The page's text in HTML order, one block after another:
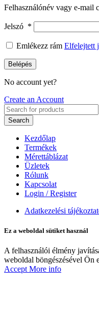
Felhasználónév vagy e-mail
Jelszó *
Emlékezz rám Elfelejtett
Belépés
No account yet?
Create an Account
Search
Kezdőlap
Termékek
Mérettáblázat
Üzletek
Rólunk
Kapcsolat
Login / Register
Adatkezelési
Ez a weboldal sütiket használ
A felhasználói élmény
weboldal böngészésével Ön
Accept More info